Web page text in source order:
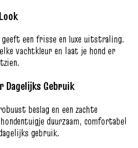
een frisse en luxe uitstraling.
vachtkleur en laat je hond er
Gebruik
beslag en een zachte
duurzaam, comfortabel
gebruik.